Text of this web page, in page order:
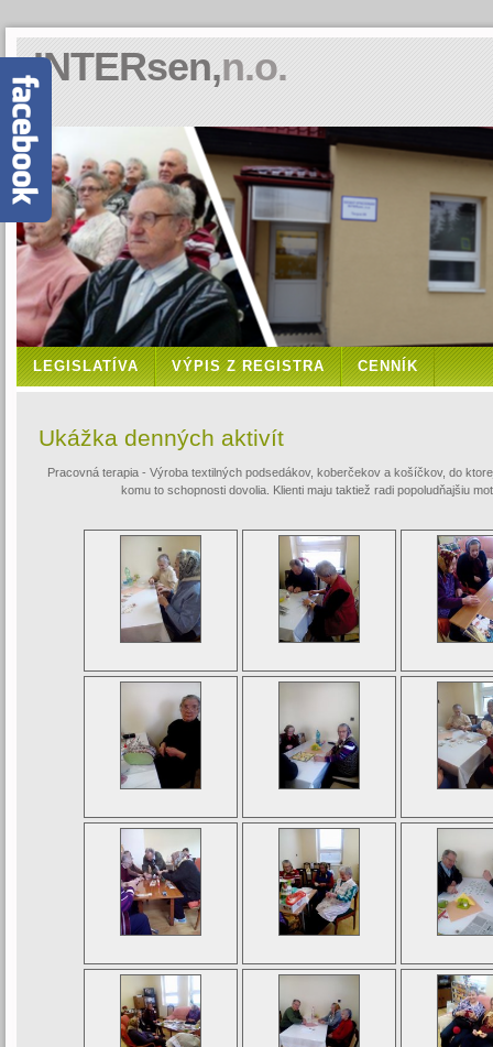
INTERsen,n.o.
LEGISLATÍVA VÝPIS Z REGISTRA CENNÍK
Ukážka denných aktivít
Pracovná terapia - Výroba textilných podsedákov, koberčekov a košíčkov, do
komu to schopnosti dovolia. Klienti maju taktiež radi popoludňajšiu